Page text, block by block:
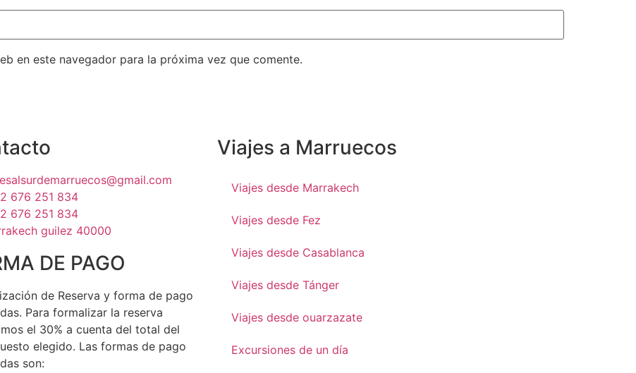
en este navegador para la próxima vez que comente.
676 251 834
676 251 834
guilez 40000
DE PAGO
de Reserva y forma de pago
Para formalizar la reserva
el 30% a cuenta del total del
elegido. Las formas de pago
son:
Viajes a Marruecos
Viajes desde Marrakech
Viajes desde Fez
Viajes desde Casablanca
Viajes desde Tánger
Viajes desde ouarzazate
Excursiones de un día